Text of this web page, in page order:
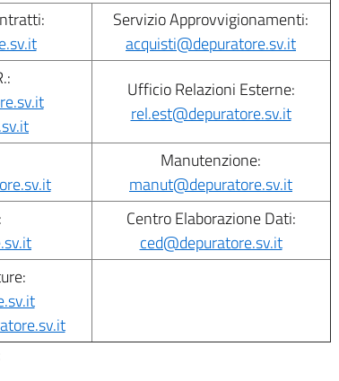
Servizio Approvvigionamenti:
acquisti@depuratore.sv.it
Ufficio Relazioni Esterne:
rel.est@depuratore.sv.it
Manutenzione:
manut@depuratore.sv.it
Centro Elaborazione Dati:
ced@depuratore.sv.it